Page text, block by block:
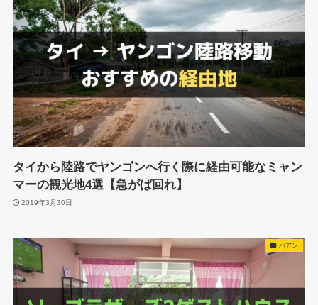
タイから陸路でヤンゴンへ行く際に経由可能なミャン
マーの観光地4選【急がば回れ】
2019年3月30日
パアン